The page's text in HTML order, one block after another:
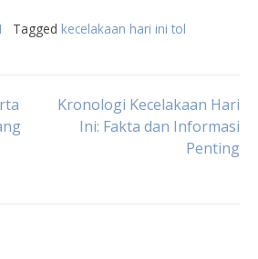
Tagged kecelakaan hari ini tol
Kronologi Kecelakaan Hari
Ini: Fakta dan Informasi
Penting